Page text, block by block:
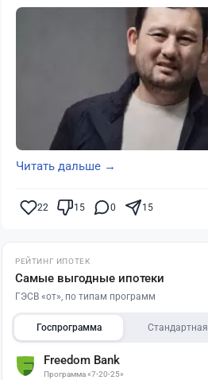
Читать дальше →
22 15 0 15
РЕЙТИНГ ИПОТЕК
Самые выгодные ипотеки
ГЭСВ «от», по типам программ
Госпрограмма Стандартная
Freedom Bank
Программа «7-20-25»